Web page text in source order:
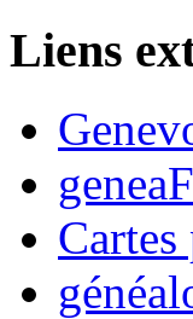
Liens
Cartes